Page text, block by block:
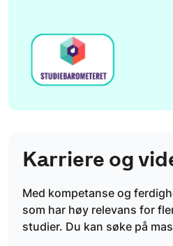
Karriere og
Med kompetanse og
som har høy relevans for
studier. Du kan søke på